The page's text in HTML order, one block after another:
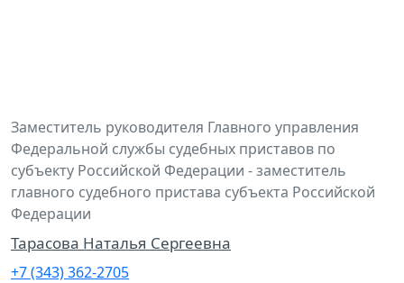
Заместитель руководителя Главного управления
Федеральной службы судебных приставов по
субъекту Российской Федерации - заместитель
главного судебного пристава субъекта Российской
Федерации
Тарасова Наталья Сергеевна
+7 (343) 362-2705